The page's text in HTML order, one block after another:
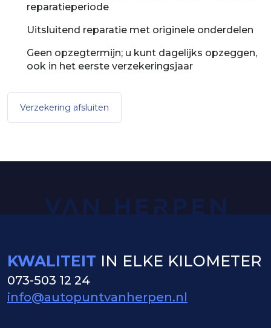
reparatieperiode
Uitsluitend reparatie met originele onderdelen
Geen opzegtermijn; u kunt dagelijks opzeggen,
ook in het eerste verzekeringsjaar
Verzekering afsluiten
KWALITEIT IN ELKE KILOMETER
073-503 12 24
info@autopuntvanherpen.nl